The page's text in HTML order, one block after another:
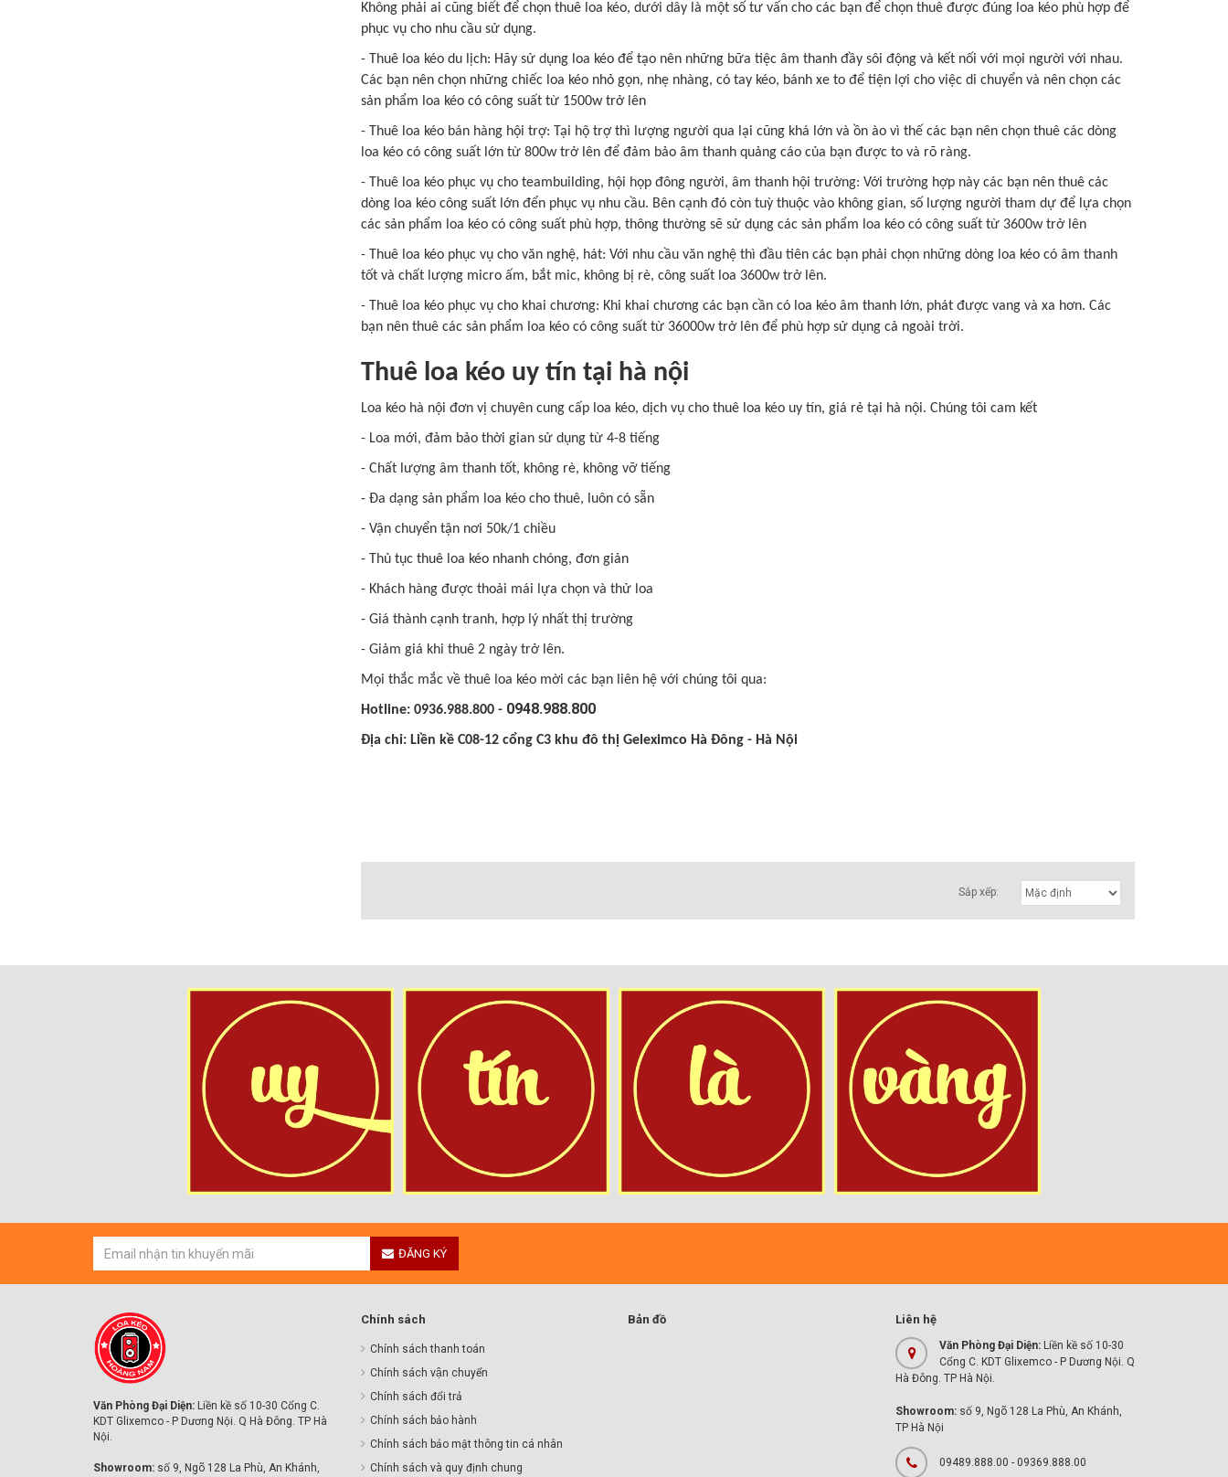
Không phải ai cũng biết để chọn thuê loa kéo, dưới dây là một số tư vấn cho các bạn để chọn thuê được đúng loa kéo phù hợp để
phục vụ cho nhu cầu sử dụng.
- Thuê loa kéo du lịch: Hãy sử dụng loa kéo để tạo nên những bữa tiệc âm thanh đầy sôi động và kết nối với mọi người với nhau.
Các bạn nên chọn những chiếc loa kéo nhỏ gọn, nhẹ nhàng, có tay kéo, bánh xe to để tiện lợi cho việc di chuyển và nên chọn các
sản phẩm loa kéo có công suất từ 1500w trở lên
- Thuê loa kéo bán hàng hội trợ: Tại hộ trợ thì lượng người qua lại cũng khá lớn và ồn ào vì thế các bạn nên chọn thuê các dòng
loa kéo có công suất lớn từ 800w trở lên để đảm bảo âm thanh quảng cáo của bạn được to và rõ ràng.
- Thuê loa kéo phục vụ cho teambuilding, hội họp đông người, âm thanh hội trường: Với trường hợp này các bạn nên thuê các
dòng loa kéo công suất lớn đển phục vụ nhu cầu. Bên cạnh đó còn tuỳ thuộc vào không gian, số lượng người tham dự để lựa chọn
các sản phẩm loa kéo có công suất phù hợp, thông thường sẽ sử dụng các sản phẩm loa kéo có công suất từ 3600w trở lên
- Thuê loa kéo phục vụ cho văn nghệ, hát: Với nhu cầu văn nghệ thì đầu tiên các bạn phải chọn những dòng loa kéo có âm thanh
tốt và chất lượng micro ấm, bắt mic, không bị rè, công suất loa 3600w trở lên.
- Thuê loa kéo phục vụ cho khai chương: Khi khai chương các bạn cần có loa kéo âm thanh lớn, phát được vang và xa hơn. Các
bạn nên thuê các sản phẩm loa kéo có công suất từ 36000w trở lên để phù hợp sử dụng cả ngoài trời.
Thuê loa kéo uy tín tại hà nội
Loa kéo hà nội đơn vị chuyên cung cấp loa kéo, dịch vụ cho thuê loa kéo uy tín, giá rẻ tại hà nội. Chúng tôi cam kết
- Loa mới, đảm bảo thời gian sử dụng từ 4-8 tiếng
- Chất lượng âm thanh tốt, không rè, không vỡ tiếng
- Đa dạng sản phẩm loa kéo cho thuê, luôn có sẵn
- Vận chuyển tận nơi 50k/1 chiều
- Thủ tục thuê loa kéo nhanh chóng, đơn giản
- Khách hàng được thoải mái lựa chọn và thử loa
- Giá thành cạnh tranh, hợp lý nhất thị trường
- Giảm giá khi thuê 2 ngày trở lên.
Mọi thắc mắc về thuê loa kéo mời các bạn liên hệ với chúng tôi qua:
Hotline: 0936.988.800 - 0948.988.800
Địa chỉ: Liền kề C08-12 cổng C3 khu đô thị Geleximco Hà Đông - Hà Nội
Sắp xếp:
ĐĂNG KÝ
Văn Phòng Đại Diện: Liền kề số 10-30 Cổng C.
KDT Glixemco - P Dương Nội. Q Hà Đông. TP Hà
Nội.
Showroom: số 9, Ngõ 128 La Phù, An Khánh,
Chính sách
Chính sách thanh toán
Chính sách vận chuyển
Chính sách đổi trả
Chính sách bảo hành
Chính sách bảo mật thông tin cá nhân
Chính sách và quy định chung
Bản đồ Liên hệ
Văn Phòng Đại Diện: Liền kề số 10-30
Cổng C. KDT Glixemco - P Dương Nội. Q
Hà Đông. TP Hà Nội.
Showroom: số 9, Ngõ 128 La Phù, An Khánh,
TP Hà Nội
09489.888.00 - 09369.888.00